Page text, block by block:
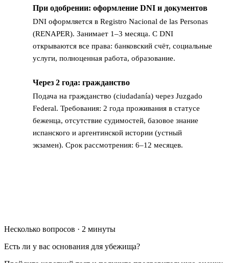
При одобрении: оформление DNI и документов
DNI оформляется в Registro Nacional de las Personas
(RENAPER). Занимает 1–3 месяца. С DNI
открываются все права: банковский счёт, социальные
услуги, полноценная работа, образование.
Через 2 года: гражданство
Подача на гражданство (ciudadanía) через Juzgado
Federal. Требования: 2 года проживания в статусе
беженца, отсутствие судимостей, базовое знание
испанского и аргентинской истории (устный
экзамен). Срок рассмотрения: 6–12 месяцев.
Несколько вопросов · 2 минуты
Есть ли у вас основания для убежища?